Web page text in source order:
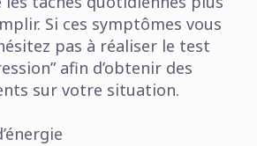
Si ces symptômes vous
pas à réaliser le test
afin d’obtenir des
sur votre situation.